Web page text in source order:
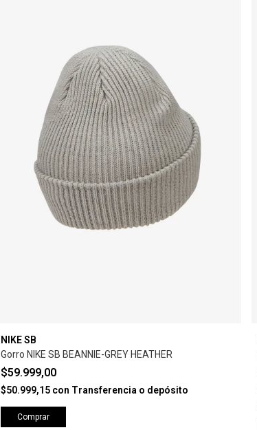
NIKE SB
Gorro NIKE SB BEANNIE-GREY HEATHER
$59.999,00
$50.999,15 con Transferencia o depósito
Comprar